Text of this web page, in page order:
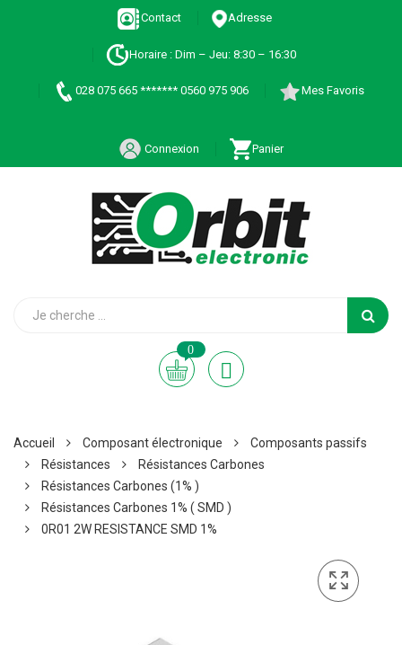
Contact Adresse
Horaire : Dim – Jeu: 8:30 – 16:30
028 075 665 ******* 0560 975 906 Mes Favoris
Connexion Panier
0
Accueil Composant électronique
Composants passifs
Résistances
Résistances Carbones
Résistances Carbones (1% )
Résistances Carbones 1% ( SMD )
0R01 2W RESISTANCE SMD 1%